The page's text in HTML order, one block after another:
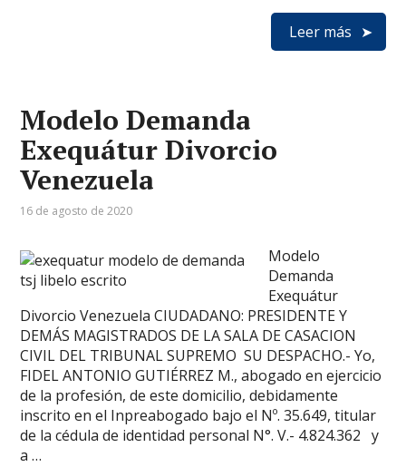
Leer más
Modelo Demanda
Exequátur Divorcio
Venezuela
16 de agosto de 2020
Modelo
Demanda
Exequátur
Divorcio Venezuela CIUDADANO: PRESIDENTE Y
DEMÁS MAGISTRADOS DE LA SALA DE CASACION
CIVIL DEL TRIBUNAL SUPREMO SU DESPACHO.- Yo,
FIDEL ANTONIO GUTIÉRREZ M., abogado en ejercicio
de la profesión, de este domicilio, debidamente
inscrito en el Inpreabogado bajo el Nº. 35.649, titular
de la cédula de identidad personal N°. V.- 4.824.362 y
a …